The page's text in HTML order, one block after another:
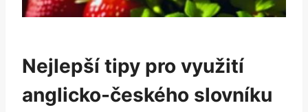
Nejlepší tipy pro využití
anglicko-českého slovníku